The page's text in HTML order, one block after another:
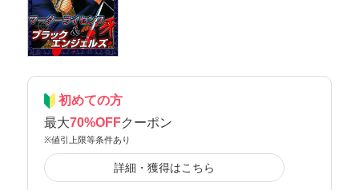
初めての方
最大70%OFFクーポン
※値引上限等条件あり
詳細・獲得はこちら